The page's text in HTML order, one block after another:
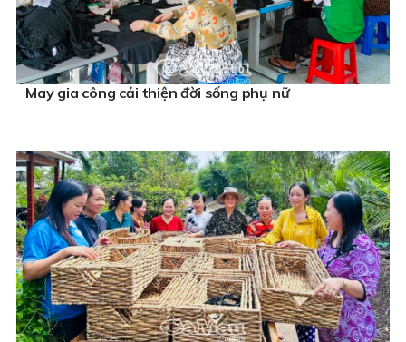
May gia công cải thiện đời sống phụ nữ